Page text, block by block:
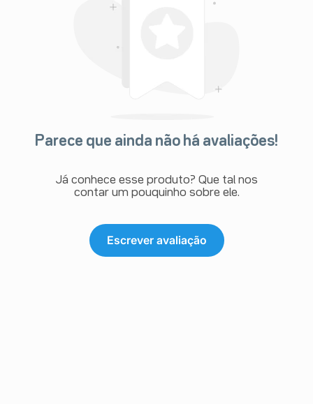
Parece que ainda não há avaliações!
Já conhece esse produto? Que tal nos
contar um pouquinho sobre ele.
Escrever avaliação